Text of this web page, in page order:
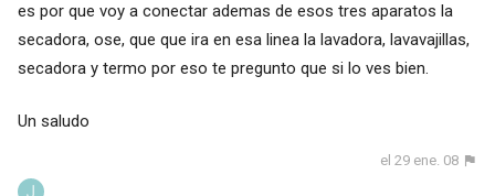
es por que voy a conectar ademas de esos tres aparatos la
secadora, ose, que que ira en esa linea la lavadora, lavavajillas,
secadora y termo por eso te pregunto que si lo ves bien.
Un saludo
el 29 ene. 08